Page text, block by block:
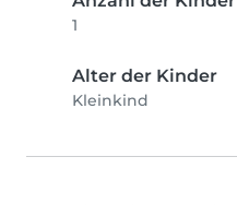
1
Alter der Kinder
Kleinkind